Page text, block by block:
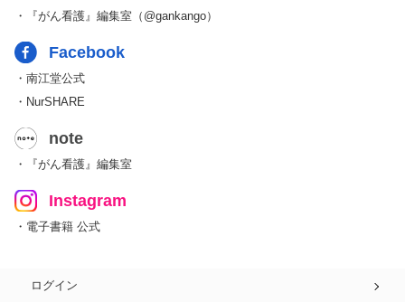
・『がん看護』編集室（@gankango）
Facebook
・南江堂公式
・NurSHARE
note
・『がん看護』編集室
Instagram
・電子書籍 公式
ログイン